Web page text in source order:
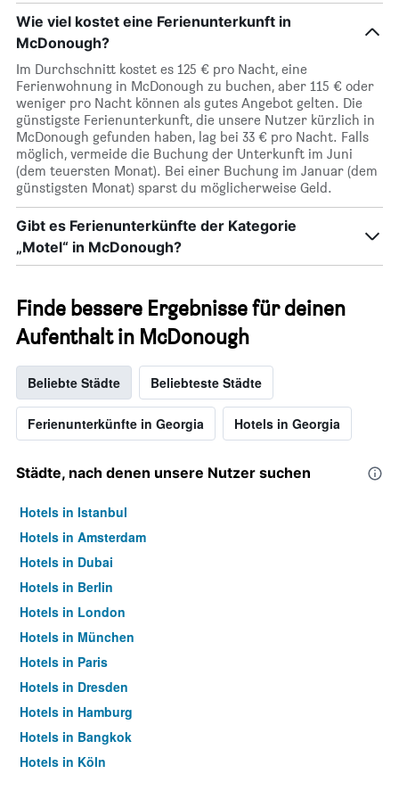
Wie viel kostet eine Ferienunterkunft in
McDonough?
Im Durchschnitt kostet es 125 € pro Nacht, eine
Ferienwohnung in McDonough zu buchen, aber 115 € oder
weniger pro Nacht können als gutes Angebot gelten. Die
günstigste Ferienunterkunft, die unsere Nutzer kürzlich in
McDonough gefunden haben, lag bei 33 € pro Nacht. Falls
möglich, vermeide die Buchung der Unterkunft im Juni
(dem teuersten Monat). Bei einer Buchung im Januar (dem
günstigsten Monat) sparst du möglicherweise Geld.
Gibt es Ferienunterkünfte der Kategorie
„Motel“ in McDonough?
Finde bessere Ergebnisse für deinen
Aufenthalt in McDonough
Beliebte Städte Beliebteste Städte
Ferienunterkünfte in Georgia Hotels in Georgia
Städte, nach denen unsere Nutzer suchen
Hotels in Istanbul
Hotels in Amsterdam
Hotels in Dubai
Hotels in Berlin
Hotels in London
Hotels in München
Hotels in Paris
Hotels in Dresden
Hotels in Hamburg
Hotels in Bangkok
Hotels in Köln